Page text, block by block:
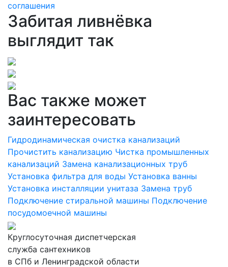
соглашения
Забитая ливнёвка
выглядит так
Вас также может
заинтересовать
Гидродинамическая очистка канализаций
Прочистить канализацию Чистка промышленных
канализаций Замена канализационных труб
Установка фильтра для воды Установка ванны
Установка инсталляции унитаза Замена труб
Подключение стиральной машины Подключение
посудомоечной машины
Круглосуточная диспетчерская
служба сантехников
в СПб и Ленинградской области